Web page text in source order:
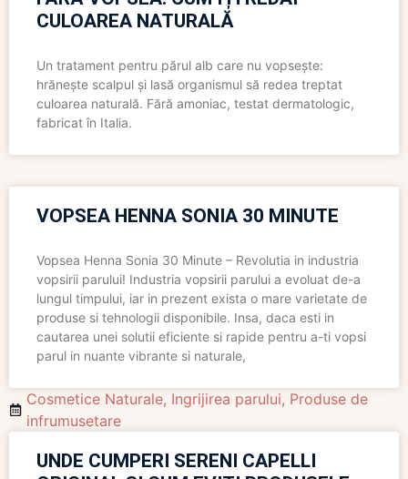
CULOAREA NATURALĂ
Un tratament pentru părul alb care nu vopsește:
hrănește scalpul și lasă organismul să redea treptat
culoarea naturală. Fără amoniac, testat dermatologic,
fabricat în Italia.
VOPSEA HENNA SONIA 30 MINUTE
Vopsea Henna Sonia 30 Minute – Revolutia in industria
vopsirii parului! Industria vopsirii parului a evoluat de-a
lungul timpului, iar in prezent exista o mare varietate de
produse si tehnologii disponibile. Insa, daca esti in
cautarea unei solutii eficiente si rapide pentru a-ti vopsi
parul in nuante vibrante si naturale,
Cosmetice Naturale, Ingrijirea parului, Produse de
infrumusetare
UNDE CUMPERI SERENI CAPELLI